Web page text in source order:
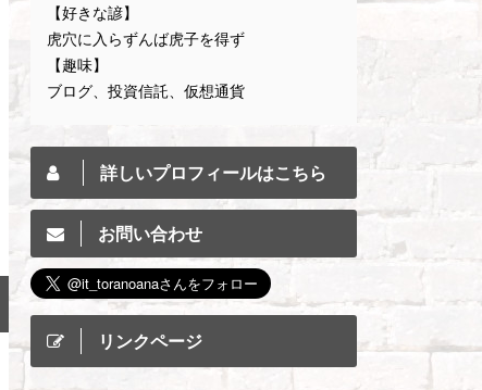
【好きな諺】
虎穴に入らずんば虎子を得ず
【趣味】
ブログ、投資信託、仮想通貨
詳しいプロフィールはこちら
お問い合わせ
リンクページ